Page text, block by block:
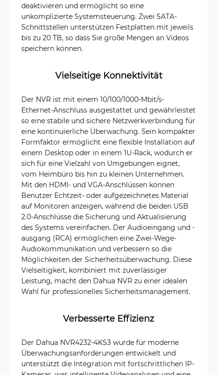
deaktivieren und ermöglicht so eine
unkomplizierte Systemsteuerung. Zwei SATA-
Schnittstellen unterstützen Festplatten mit jeweils
bis zu 20 TB, so dass Sie große Mengen an Videos
speichern können.
Vielseitige Konnektivität
Der NVR ist mit einem 10/100/1000-Mbit/s-
Ethernet-Anschluss ausgestattet und gewährleistet
so eine stabile und sichere Netzwerkverbindung für
eine kontinuierliche Überwachung. Sein kompakter
Formfaktor ermöglicht eine flexible Installation auf
einem Desktop oder in einem 1U-Rack, wodurch er
sich für eine Vielzahl von Umgebungen eignet,
vom Heimbüro bis hin zu kleinen Unternehmen.
Mit den HDMI- und VGA-Anschlüssen können
Benutzer Echtzeit- oder aufgezeichnetes Material
auf Monitoren anzeigen, während die beiden USB
2.0-Anschlüsse die Sicherung und Aktualisierung
des Systems vereinfachen. Der Audioeingang und -
ausgang (RCA) ermöglichen eine Zwei-Wege-
Audiokommunikation und verbessern so die
Möglichkeiten der Sicherheitsüberwachung. Diese
Vielseitigkeit, kombiniert mit zuverlässiger
Leistung, macht den Dahua NVR zu einer idealen
Wahl für professionelles Sicherheitsmanagement.
Verbesserte Effizienz
Der Dahua NVR4232-4KS3 wurde für moderne
Überwachungsanforderungen entwickelt und
unterstützt die Integration mit fortschrittlichen IP-